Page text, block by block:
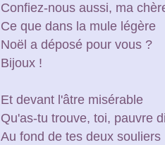
Confiez-nous aussi, ma
Ce que dans la mule légère
Noël a déposé pour vous ?
Bijoux !
Et devant l'âtre misérable
Qu'as-tu trouve, toi, pauvre
Au fond de tes deux souliers